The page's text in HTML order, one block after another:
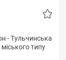
-Тульчинськa
типу